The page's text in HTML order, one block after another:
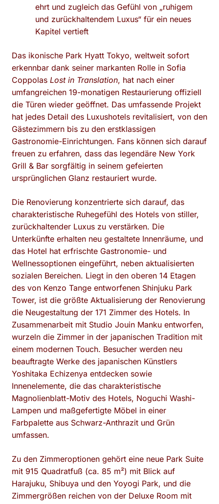
ehrt und zugleich das Gefühl von „ruhigem
und zurückhaltendem Luxus“ für ein neues
Kapitel vertieft
Das ikonische Park Hyatt Tokyo, weltweit sofort
erkennbar dank seiner markanten Rolle in Sofia
Coppolas Lost in Translation, hat nach einer
umfangreichen 19-monatigen Restaurierung offiziell
die Türen wieder geöffnet. Das umfassende Projekt
hat jedes Detail des Luxushotels revitalisiert, von den
Gästezimmern bis zu den erstklassigen
Gastronomie-Einrichtungen. Fans können sich darauf
freuen zu erfahren, dass das legendäre New York
Grill & Bar sorgfältig in seinem gefeierten
ursprünglichen Glanz restauriert wurde.
Die Renovierung konzentrierte sich darauf, das
charakteristische Ruhegefühl des Hotels von stiller,
zurückhaltender Luxus zu verstärken. Die
Unterkünfte erhalten neu gestaltete Innenräume, und
das Hotel hat erfrischte Gastronomie- und
Wellnessoptionen eingeführt, neben aktualisierten
sozialen Bereichen. Liegt in den oberen 14 Etagen
des von Kenzo Tange entworfenen Shinjuku Park
Tower, ist die größte Aktualisierung der Renovierung
die Neugestaltung der 171 Zimmer des Hotels. In
Zusammenarbeit mit Studio Jouin Manku entworfen,
wurzeln die Zimmer in der japanischen Tradition mit
einem modernen Touch. Besucher werden neu
beauftragte Werke des japanischen Künstlers
Yoshitaka Echizenya entdecken sowie
Innenelemente, die das charakteristische
Magnolienblatt-Motiv des Hotels, Noguchi Washi-
Lampen und maßgefertigte Möbel in einer
Farbpalette aus Schwarz-Anthrazit und Grün
umfassen.
Zu den Zimmeroptionen gehört eine neue Park Suite
mit 915 Quadratfuß (ca. 85 m²) mit Blick auf
Harajuku, Shibuya und den Yoyogi Park, und die
Zimmergrößen reichen von der Deluxe Room mit